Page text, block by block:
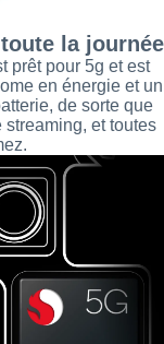
la journée
prêt pour 5g et est
en énergie et un
de sorte que
et toutes